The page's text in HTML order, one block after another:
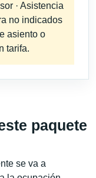
· Asistencia
no indicados
asiento o
tarifa.
paquete
se va a